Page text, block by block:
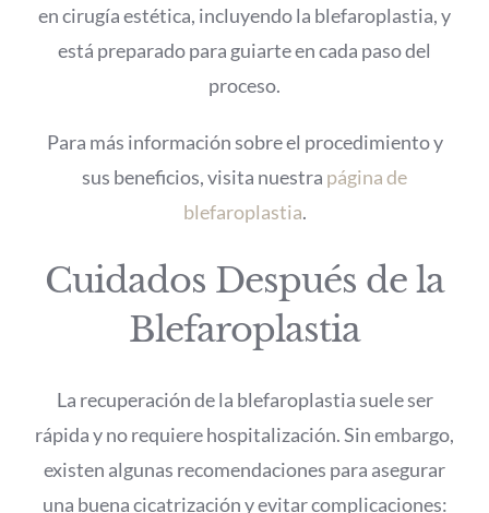
en cirugía estética, incluyendo la blefaroplastia, y
está preparado para guiarte en cada paso del
proceso.
Para más información sobre el procedimiento y
sus beneficios, visita nuestra página de
blefaroplastia.
Cuidados Después de la
Blefaroplastia
La recuperación de la blefaroplastia suele ser
rápida y no requiere hospitalización. Sin embargo,
existen algunas recomendaciones para asegurar
una buena cicatrización y evitar complicaciones: